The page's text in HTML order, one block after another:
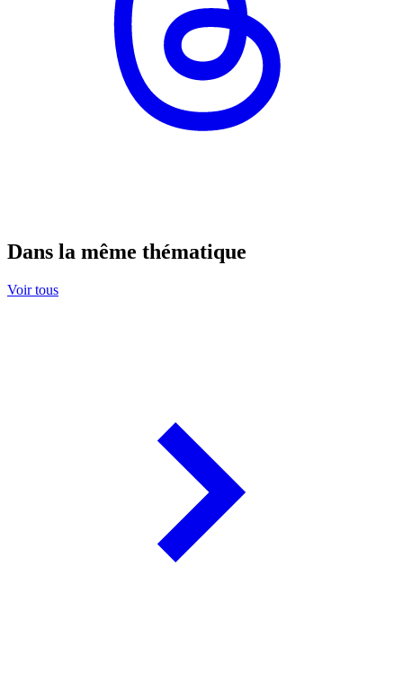
Dans la même thématique
Voir tous